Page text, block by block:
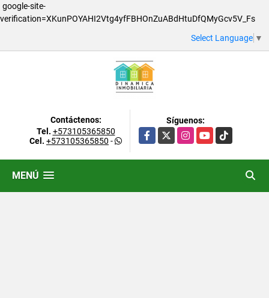
google-site-
verification=XKunPOYAHI2Vtg4yfFBHOnZuABdHtuDfQMyGcv5V_Fs
Select Language ▼
Contáctenos:
Tel. +573105365850
Cel. +573105365850 -
Síguenos:
Facebook
X InstagramYouTubeTikTok
MENÚ